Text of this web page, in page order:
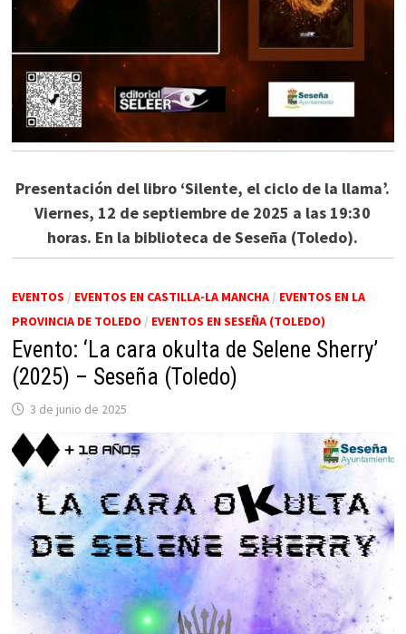
Presentación del libro ‘Silente, el ciclo de la llama’.
Viernes, 12 de septiembre de 2025 a las 19:30
horas. En la biblioteca de Seseña (Toledo).
EVENTOS / EVENTOS EN CASTILLA-LA MANCHA/ EVENTOS EN LA
PROVINCIA DE TOLEDO / EVENTOS EN SESEÑA (TOLEDO)
Evento: ‘La cara okulta de Selene Sherry’
(2025) – Seseña (Toledo)
3 de junio de 2025